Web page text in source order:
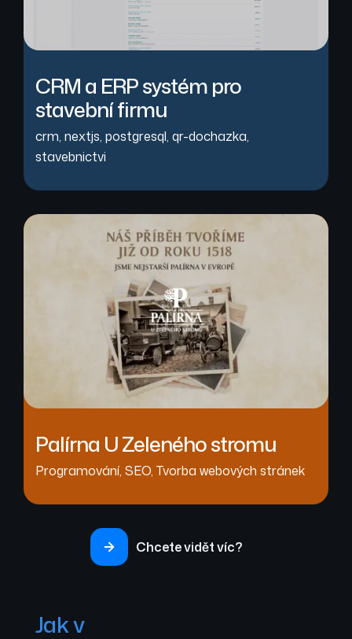
CRM a ERP systém pro
stavební firmu
crm, nextjs, postgresql, qr-dochazka,
stavebnictvi
Palírna U Zeleného stromu
Programování, SEO, Tvorba webových stránek
Chcete vidět víc?
Jak v